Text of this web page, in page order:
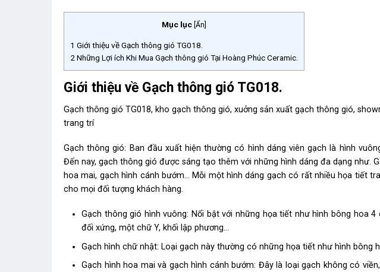
Mục lục Ẩn
1 Giới thiệu về Gạch thông gió TG018.
2 Những Lợi ích Khi Mua Gạch thông gió Tại Hoàng Phúc Ceramic.
Giới thiệu về Gạch thông gió TG018.
Gạch thông gió TG018, kho gạch thông gió, xuởng sản xuất gạch thông gió,
trang trí
Gạch thông gió: Ban đầu xuất hiện thường có hình dáng viên gạch là hình
Đến nay, gạch thông gió được sáng tạo thêm với những hình dáng đa dạng như.
hoa mai, gạch hình cánh bướm… Mỗi một hình dáng gạch có rất nhiều họa tiết
cho mọi đối tượng khách hàng.
Gạch thông gió hình vuông: Nổi bật với những họa tiết như hình bông hoa
đối xứng, một chữ Y, khối lập phương…
Gạch hình chữ nhật: Loại gạch này thường có những họa tiết như hình bông
Gạch hình hoa mai và gạch hình cánh bướm: Đây là loại gạch không có